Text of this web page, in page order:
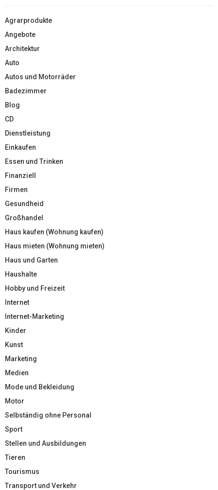
Agrarprodukte
Angebote
Architektur
Auto
Autos und Motorräder
Badezimmer
Blog
CD
Dienstleistung
Einkaufen
Essen und Trinken
Finanziell
Firmen
Gesundheid
Großhandel
Haus kaufen (Wohnung kaufen)
Haus mieten (Wohnung mieten)
Haus und Garten
Haushalte
Hobby und Freizeit
Internet
Internet-Marketing
Kinder
Kunst
Marketing
Medien
Mode und Bekleidung
Motor
Selbständig ohne Personal
Sport
Stellen und Ausbildungen
Tieren
Tourismus
Transport und Verkehr